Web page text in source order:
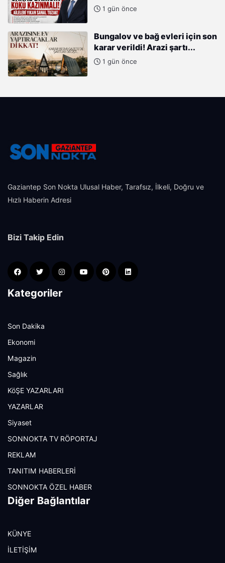
SANAL TUZAK!
1 gün önce
Bungalov ve bağ evleri için son
karar verildi! Arazi şartı...
1 gün önce
Gaziantep Son Nokta Ulusal Haber, Tarafsız, İlkeli, Doğru ve
Hızlı Haberin Adresi
Bizi Takip Edin
Kategoriler
Son Dakika
Ekonomi
Magazin
Sağlık
KöŞE YAZARLARI
YAZARLAR
Siyaset
SONNOKTA TV RÖPORTAJ
REKLAM
TANITIM HABERLERİ
SONNOKTA ÖZEL HABER
Diğer Bağlantılar
KÜNYE
İLETİŞİM